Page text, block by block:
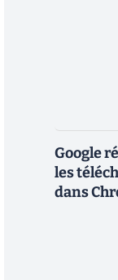
Google
les
dans